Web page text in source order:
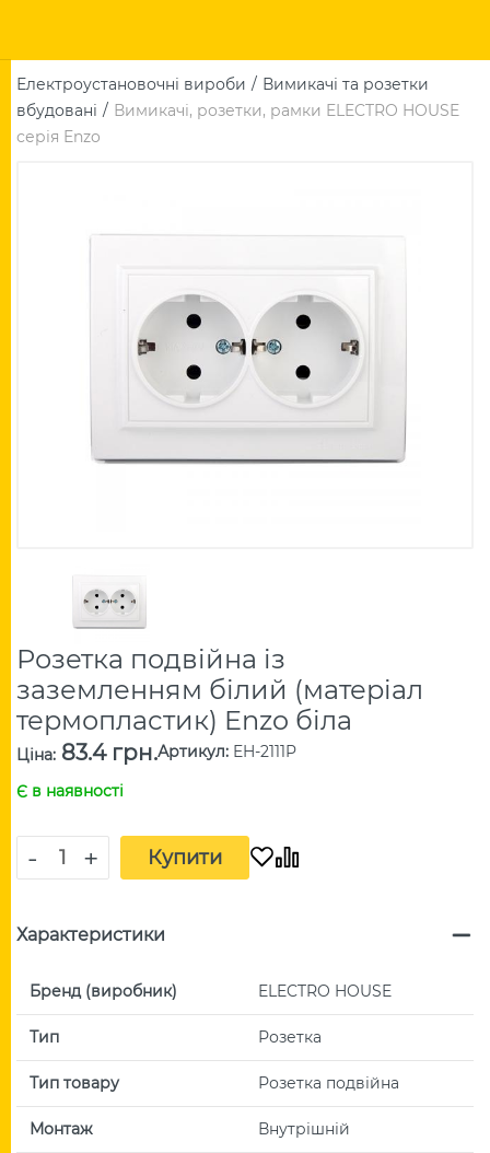
Електроустановочні вироби
Вимикачі та розетки
вбудовані
Вимикачі, розетки, рамки ELECTRO HOUSE
серія Enzo
Розетка подвійна із
заземленням білий (матеріал
термопластик) Enzo біла
Ціна: 83.4 грн.Артикул: EH-2111P
Є в наявності
- + Купити
Характеристики
Бренд (виробник) ELECTRO HOUSE
Тип Розетка
Тип товару Розетка подвійна
Монтаж Внутрішній